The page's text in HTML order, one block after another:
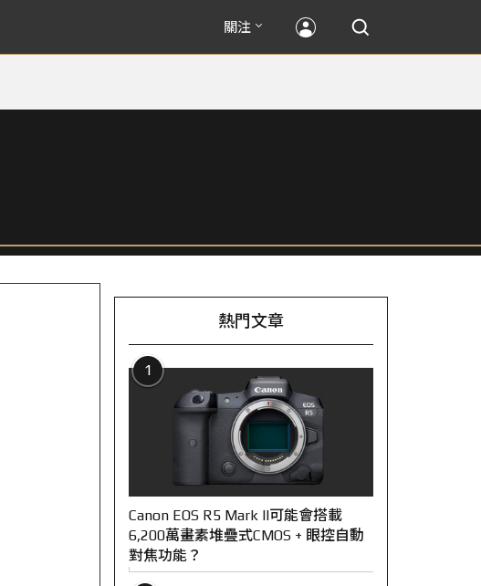
關注
熱門文章
1
Canon EOS R5 Mark II可能會搭載
6,200萬畫素堆疊式CMOS + 眼控自動
對焦功能？